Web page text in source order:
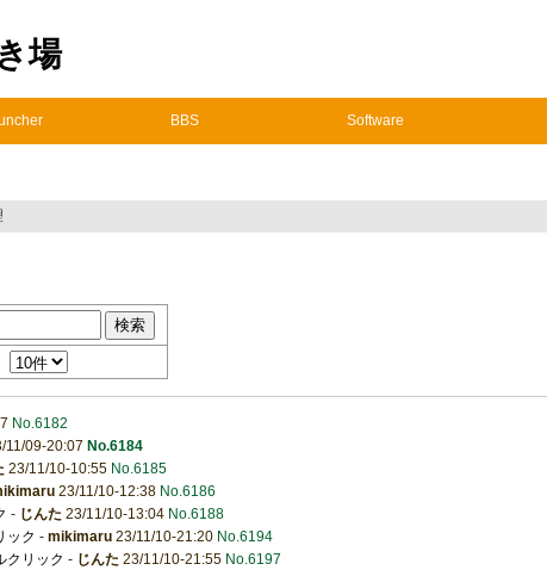
場
BBS Software
No.6182
11/09-20:07 No.6184
23/11/10-10:55 No.6185
23/11/10-12:38 No.6186
- じんた 23/11/10-13:04 No.6188
ック - mikimaru 23/11/10-21:20 No.6194
クリック - じんた 23/11/10-21:55 No.6197